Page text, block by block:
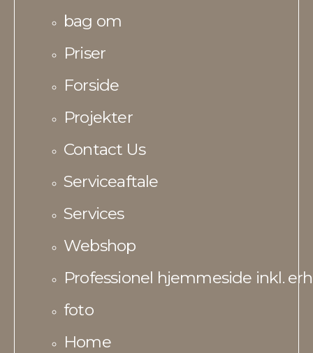
bag om
Priser
Forside
Projekter
Contact Us
Serviceaftale
Services
Webshop
Professionel hjemmeside inkl.
foto
Home